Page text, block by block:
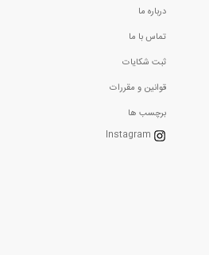
درباره ما
تماس با ما
ثبت شکایات
قوانین و مقررات
برچسب ها
Instagram